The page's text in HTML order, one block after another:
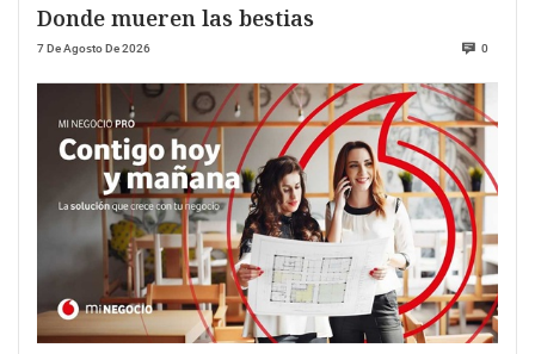
Donde mueren las bestias
7 De Agosto De 2026 0